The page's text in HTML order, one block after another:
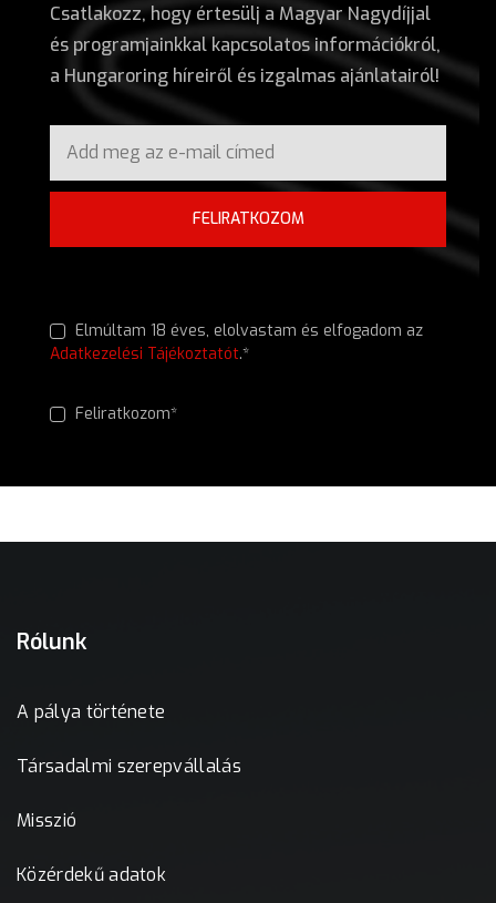
Csatlakozz, hogy értesülj a Magyar Nagydíjjal
és programjainkkal kapcsolatos információkról,
a Hungaroring híreiről és izgalmas ajánlatairól!
FELIRATKOZOM
Elmúltam 18 éves, elolvastam és elfogadom az
Adatkezelési Tájékoztatót.*
Feliratkozom*
Rólunk
A pálya története
Társadalmi szerepvállalás
Misszió
Közérdekű adatok